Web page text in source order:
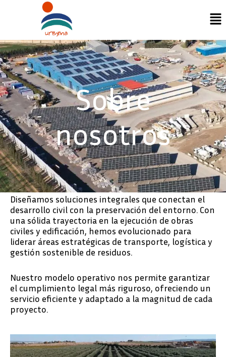
Sobre
nosotros
Diseñamos soluciones integrales que conectan el
desarrollo civil con la preservación del entorno. Con
una sólida trayectoria en la ejecución de obras
civiles y edificación, hemos evolucionado para
liderar áreas estratégicas de transporte, logística y
gestión sostenible de residuos.
Nuestro modelo operativo nos permite garantizar
el cumplimiento legal más riguroso, ofreciendo un
servicio eficiente y adaptado a la magnitud de cada
proyecto.